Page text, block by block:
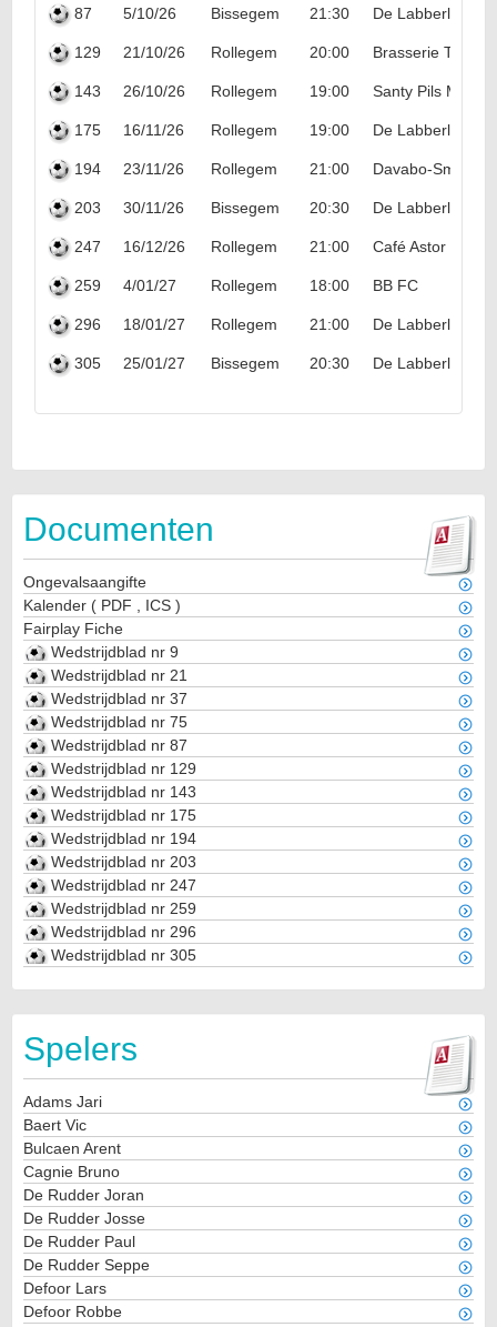
87 5/10/26 Bissegem 21:30 De Labberleute
129 21/10/26 Rollegem 20:00 Brasserie
143 26/10/26 Rollegem 19:00 Santy Pils Marke
175 16/11/26 Rollegem 19:00 De Labberleute
194 23/11/26 Rollegem 21:00 Davabo-Smooth
203 30/11/26 Bissegem 20:30 De Labberleute
247 16/12/26 Rollegem 21:00 Café Astor
259 4/01/27 Rollegem 18:00 BB FC
296 18/01/27 Rollegem 21:00 De Labberleute
305 25/01/27 Bissegem 20:30 De Labberleute
Documenten
Ongevalsaangifte
Kalender ( PDF ICS )
Fairplay Fiche
Wedstrijdblad nr 9
Wedstrijdblad nr 21
Wedstrijdblad nr 37
Wedstrijdblad nr 75
Wedstrijdblad nr 87
Wedstrijdblad nr 129
Wedstrijdblad nr 143
Wedstrijdblad nr 175
Wedstrijdblad nr 194
Wedstrijdblad nr 203
Wedstrijdblad nr 247
Wedstrijdblad nr 259
Wedstrijdblad nr 296
Wedstrijdblad nr 305
Spelers
Adams Jari
Baert Vic
Bulcaen Arent
Cagnie Bruno
De Rudder Joran
De Rudder Josse
De Rudder Paul
De Rudder Seppe
Defoor Lars
Defoor Robbe